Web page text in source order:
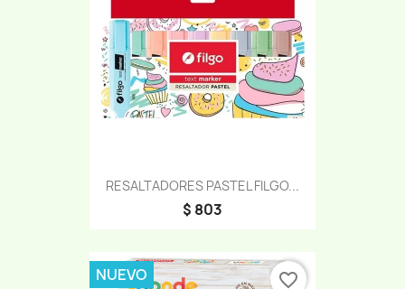
RESALTADORES PASTEL FILGO...
$ 803
NUEVO favorite_border